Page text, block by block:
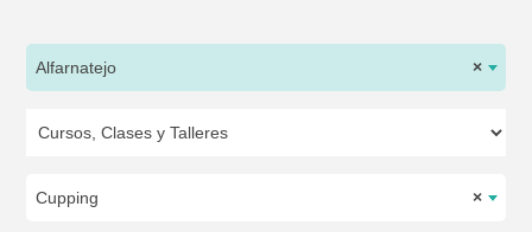
×
Alfarnatejo
×
Cupping